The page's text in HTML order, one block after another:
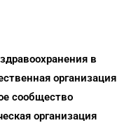
в
организация
сообщество
организация